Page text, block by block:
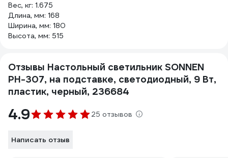
Вес, кг: 1.675
Длина, мм: 168
Ширина, мм: 180
Высота, мм: 515
Отзывы Настольный светильник SONNEN
PH-307, на подставке, светодиодный, 9 Вт,
пластик, черный, 236684
4.9 25 отзывов
Написать отзыв